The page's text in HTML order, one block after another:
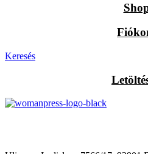
Keresés